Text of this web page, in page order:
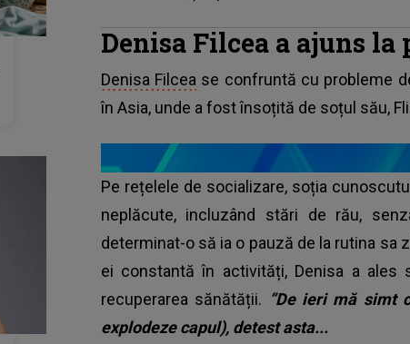
Denisa Filcea a ajuns la
Denisa Filcea se confruntă cu probleme
în Asia, unde a fost însoțită de soțul său,
Pe rețelele de socializare, soția
neplăcute, incluzând stări de rău,
determinat-o să ia o pauză de la rutina sa
ei constantă în activități, Denisa a
recuperarea sănătății. ”De ieri mă simt
explodeze capul), detest asta...